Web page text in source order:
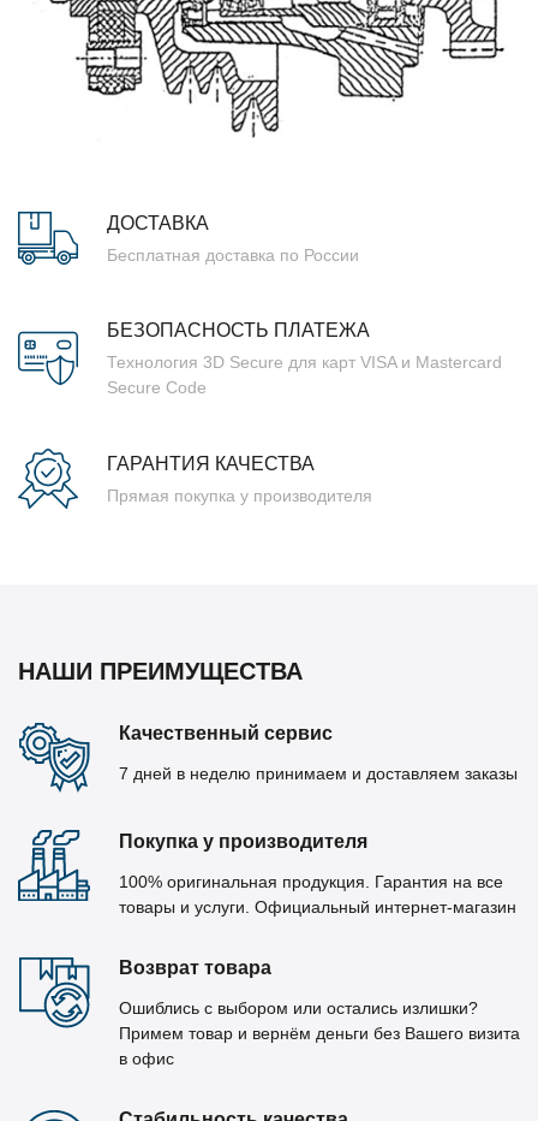
ДОСТАВКА
Бесплатная доставка по России
БЕЗОПАСНОСТЬ ПЛАТЕЖА
Технология 3D Secure для карт VISA и Mastercard
Secure Code
ГАРАНТИЯ КАЧЕСТВА
Прямая покупка у производителя
НАШИ ПРЕИМУЩЕСТВА
Качественный сервис
7 дней в неделю принимаем и доставляем заказы
Покупка у производителя
100% оригинальная продукция. Гарантия на все
товары и услуги. Официальный интернет-магазин
Возврат товара
Ошиблись с выбором или остались излишки?
Примем товар и вернём деньги без Вашего визита
в офис